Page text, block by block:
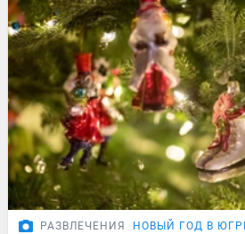
РАЗВЛЕЧЕНИЯ НОВЫЙ ГОД В